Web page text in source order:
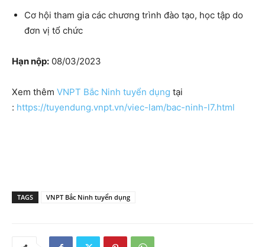
Cơ hội tham gia các chương trình đào tạo, học tập do
đơn vị tổ chức
Hạn nộp: 08/03/2023
Xem thêm VNPT Bắc Ninh tuyển dụng tại
: https://tuyendung.vnpt.vn/viec-lam/bac-ninh-l7.html
TAGS VNPT Bắc Ninh tuyển dụng